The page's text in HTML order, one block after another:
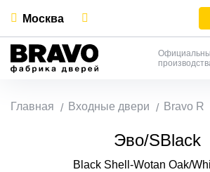
Москва
Главная Входные двери Bravo R
Эво/SBlack
Black Shell-Wotan Oak/